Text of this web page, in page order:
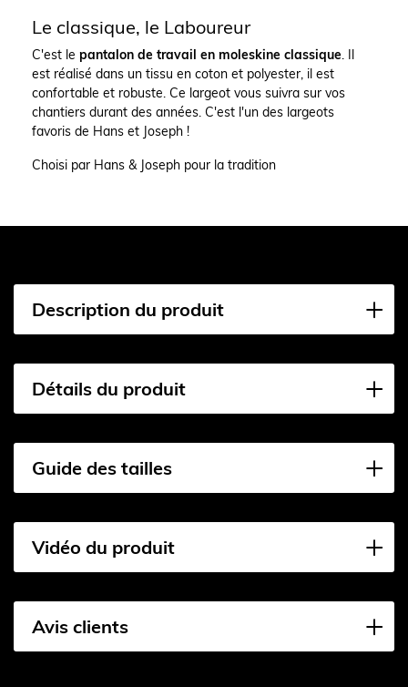
Le classique, le Laboureur
C'est lepantalon de travail en moleskine classique. Il
est réalisé dans un tissu en coton et polyester, il est
confortable et robuste. Ce largeot vous suivra sur vos
chantiers durant des années. C'est l'un des largeots
favoris de Hans et Joseph !
Choisi par Hans & Joseph pour la tradition
Description du produit
Détails du produit
Guide des tailles
Vidéo du produit
Avis clients